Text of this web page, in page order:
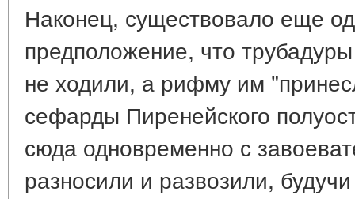
Наконец, существовало еще
предположение, что
не ходили, а рифму им
сефарды Пиренейского
сюда одновременно с
разносили и развозили,